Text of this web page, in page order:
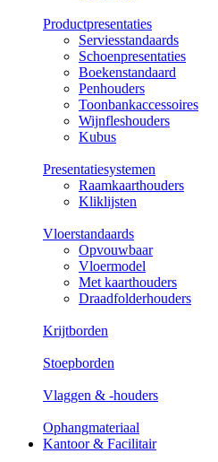
Productpresentaties
Serviesstandaards
Schoenpresentaties
Boekenstandaard
Penhouders
Toonbankaccessoires
Wijnfleshouders
Kubus
Presentatiesystemen
Raamkaarthouders
Kliklijsten
Vloerstandaards
Opvouwbaar
Vloermodel
Met kaarthouders
Draadfolderhouders
Krijtborden
Stoepborden
Vlaggen & -houders
Ophangmateriaal
Kantoor & Facilitair